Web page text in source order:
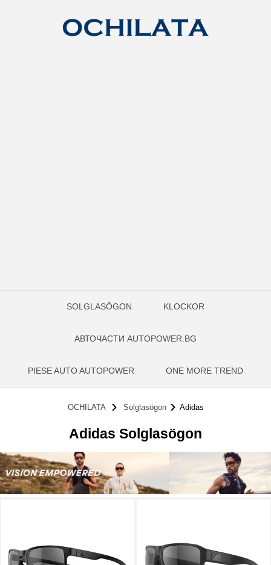
SOLGLASÖGON KLOCKOR
АВТОЧАСТИ AUTOPOWER.BG
PIESE AUTO AUTOPOWER ONE MORE TREND
OCHILATA Solglasögon Adidas
Adidas Solglasögon